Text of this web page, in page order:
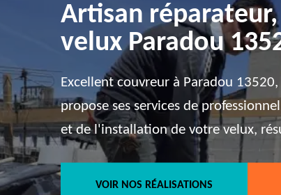
Artisan
velux Paradou
Excellent couvreur à Paradou
propose ses services de
et de l'installation de votre velux,
VOIR NOS RÉALISATIONS